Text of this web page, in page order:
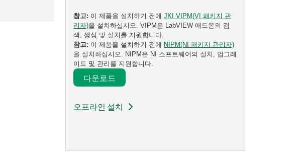
참고: 이 제품을 설치하기 전에JKI VIPM(VI 패키지 관
리자)을 설치하십시오. VIPM은 LabVIEW 애드온의 검
색, 생성 및 설치를 지원합니다.
참고: 이 제품을 설치하기 전에 NIPM(NI 패키지 관리자)
을 설치하십시오. NIPM은 NI 소프트웨어의 설치, 업그레
이드 및 관리를 지원합니다.
다운로드​
오프라인 설치